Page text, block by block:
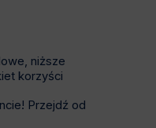
niższe
korzyści
Przejdź od